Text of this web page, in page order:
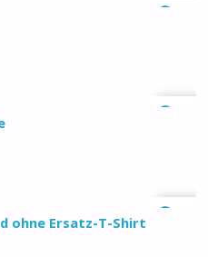
ohne Ersatz-T-Shirt